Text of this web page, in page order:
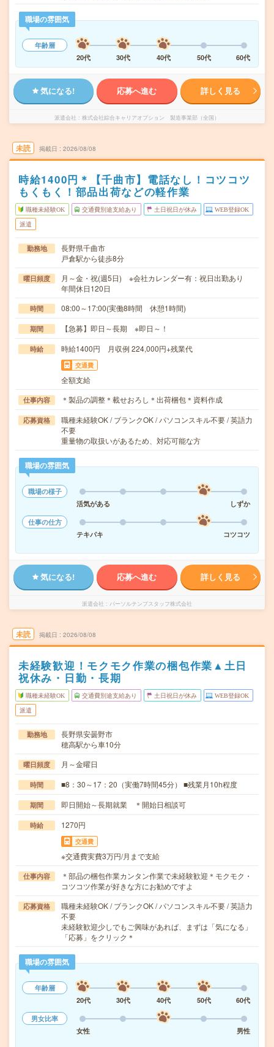
職場の雰囲気
年齢層
20代
30代 40代 50代 60代
気になる! 応募へ進む 詳しく見る
派遣会社 株式会社綜合キャリアオプション 製造事業部（全国）
未読 掲載日 2026/08/08
時給1400円＊【千曲市】電話なし！コツコツ
もくもく！部品出荷などの軽作業
職種未経験OK 交通費別途支給あり 土日祝日が休み WEB登録OK
派遣
勤務地
長野県千曲市
戸倉駅から徒歩8分
曜日頻度
月～金・祝(週5日) ※会社カレンダー有：祝日出勤あり
年間休日120日
時間 08:00～17:00(実働8時間 休憩1時間)
期間 【急募】即日～長期 ※即日～！
時給 時給1400円 月収例 224,000円+残業代
交通費
全額支給
仕事内容 ＊製品の調整＊載せおろし＊出荷梱包＊資料作成
応募資格
職種未経験OK / ブランクOK / パソコンスキル不要 / 英語力
不要
重量物の取扱いがあるため、対応可能な方
職場の雰囲気
職場の様子
活気がある
しずか
仕事の仕方
テキパキ
コツコツ
気になる! 応募へ進む 詳しく見る
派遣会社 パーソルテンプスタッフ株式会社
未読 掲載日 2026/08/08
未経験歓迎！モクモク作業の梱包作業▲土日
祝休み・日勤・長期
職種未経験OK 交通費別途支給あり 土日祝日が休み WEB登録OK
派遣
勤務地
長野県安曇野市
穂高駅から車10分
曜日頻度 月～金曜日
時間 ■8：30～17：20（実働7時間45分） ■残業月10h程度
期間 即日開始～長期就業 ＊開始日相談可
時給 1270円
交通費
※交通費実費3万円/月まで支給
仕事内容
＊部品の梱包作業カンタン作業で未経験歓迎＊モクモク・
コツコツ作業が好きな方にお勧めですよ
応募資格
職種未経験OK / ブランクOK / パソコンスキル不要 / 英語力
不要
未経験歓迎少しでもご興味があれば、まずは「気になる」
「応募」をクリック＊
職場の雰囲気
年齢層
20代
30代 40代 50代
60代
男女比率
女性
男性